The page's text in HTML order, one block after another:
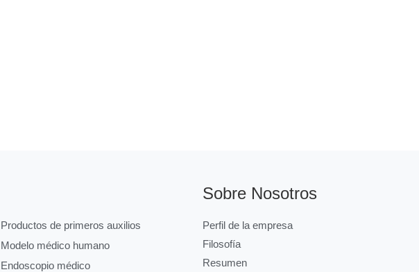
Productos de primeros auxilios
Modelo médico humano
Endoscopio médico
Sobre Nosotros
Perfil de la empresa
Filosofía
Resumen